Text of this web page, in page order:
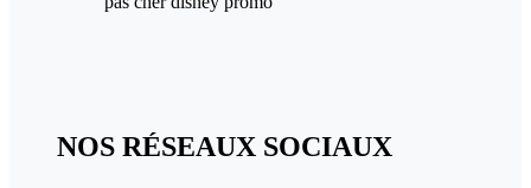
NOS RÉSEAUX SOCIAUX